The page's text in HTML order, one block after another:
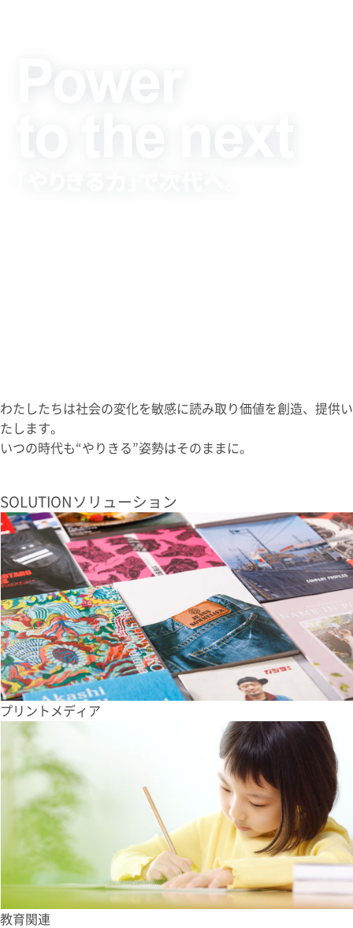
わたしたちは社会の変化を敏感に読み取り価値を創造、 提供い
たします。
いつの時代も“やりきる”姿勢はそのままに。
SOLUTIONソリューション
プリントメディア
教育関連